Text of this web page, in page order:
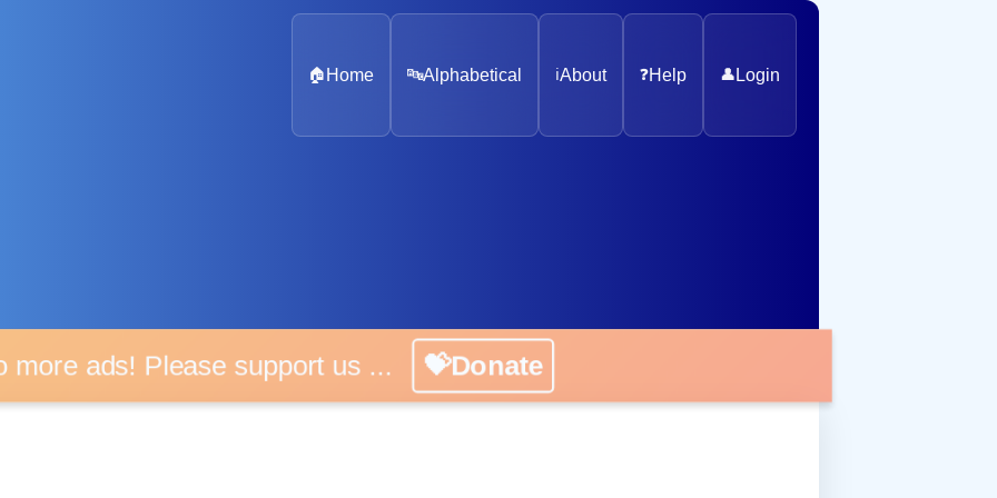
🏠 Home 🔤Alphabetical ℹ️About ❓Help 👤 Login
ads! Please support us ... 💝Donate